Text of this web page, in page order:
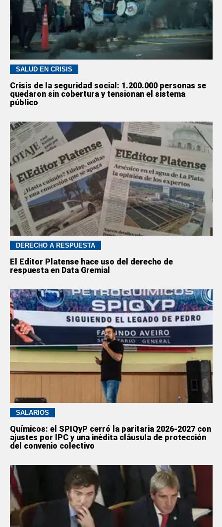
SALUD EN CRISIS
Crisis de la seguridad social: 1.200.000 personas se
quedaron sin cobertura y tensionan el sistema
público
DERECHO A RESPUESTA
El Editor Platense hace uso del derecho de
respuesta en Data Gremial
SALARIOS
Químicos: el SPIQyP cerró la paritaria 2026-2027 con
ajustes por IPC y una inédita cláusula de protección
del convenio colectivo